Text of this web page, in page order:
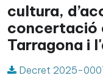
cultura,
concertació
Tarragona i
Decret 2025-